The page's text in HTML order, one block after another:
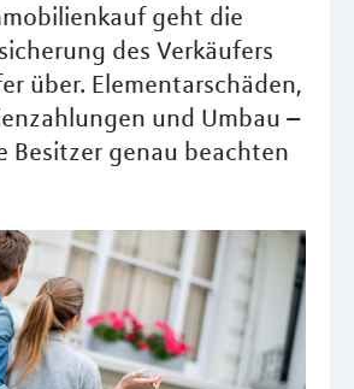
geht die
des Verkäufers
über. Elementarschäden,
und Umbau –
Besitzer genau beachten